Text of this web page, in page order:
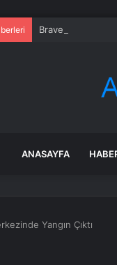
Braveheart Bio
ANASAYFA
Yangın Çıktı